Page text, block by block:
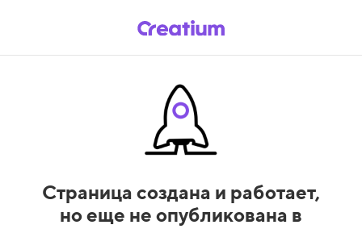
Страница создана и работает,
но еще не опубликована в